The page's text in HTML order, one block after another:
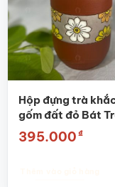
Hộp đựng trà
gốm đất đỏ Bát
SG-BĐT45
395.000 ₫